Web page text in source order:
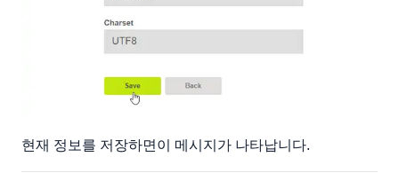
현재 정보를 저장하면이 메시지가 나타납니다.